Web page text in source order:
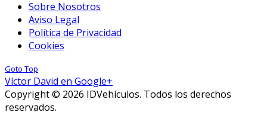
Sobre Nosotros
Aviso Legal
Política de Privacidad
Cookies
Goto Top
Víctor David en Google+
Copyright © 2026 IDVehículos. Todos los derechos
reservados.